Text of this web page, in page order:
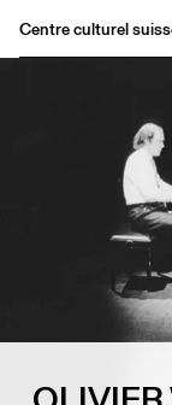
Centre culturel
Médiathèque
FR/EN